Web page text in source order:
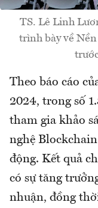
TS. Lê Linh
trình bày về
Theo báo cáo
2024, trong số
tham gia khảo
nghệ
động. Kết quả
có sự tăng
nhuận, đồng